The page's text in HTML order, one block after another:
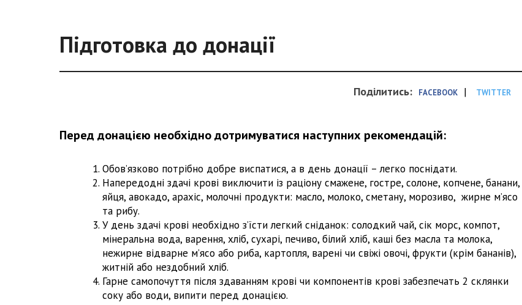
Підготовка до донації
Поділитись: FACEBOOK | TWITTER
Перед донацією необхідно дотримуватися наступних рекомендацій:
Обов’язково потрібно добре виспатися, а в день донації – легко поснідати.
Напередодні здачі крові виключити із раціону смажене, гостре, солоне, копчене, банани,
яйця, авокадо, арахіс, молочні продукти: масло, молоко, сметану, морозиво, жирне м’ясо
та рибу.
У день здачі крові необхідно з’їсти легкий сніданок: солодкий чай, сік морс, компот,
мінеральна вода, варення, хліб, сухарі, печиво, білий хліб, каші без масла та молока,
нежирне відварне м’ясо або риба, картопля, варені чи свіжі овочі, фрукти (крім бананів),
житній або нездобний хліб.
Гарне самопочуття після здаванням крові чи компонентів крові забезпечать 2 склянки
соку або води, випити перед донацією.